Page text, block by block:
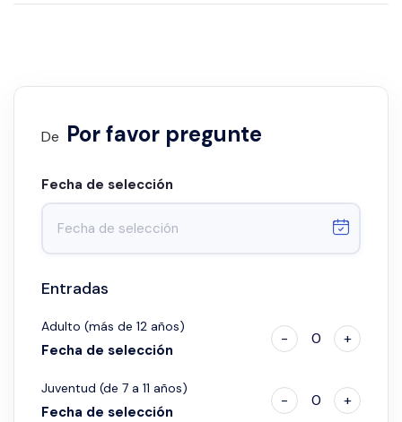
De Por favor pregunte
Fecha de selección
Entradas
Adulto (más de 12 años)
Fecha de selección
- 0 +
Juventud (de 7 a 11 años)
Fecha de selección
- 0 +